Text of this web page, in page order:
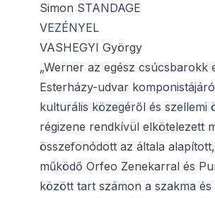
Simon STANDAGE
VEZÉNYEL
VASHEGYI György
„Werner az egész csúcsbarokk
Esterházy-udvar
kulturális közegéről és szellemi
régizene rendkívül elkötelezett
összefonódott az általa
működő Orfeo Zenekarral és
között tart számon a szakma